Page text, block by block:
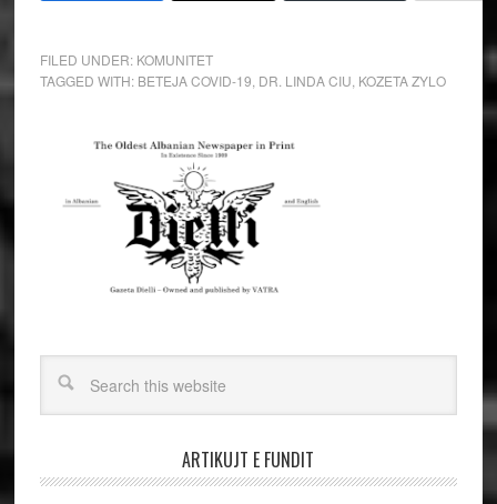
FILED UNDER: KOMUNITET
TAGGED WITH: BETEJA COVID-19 DR. LINDA CIU KOZETA ZYLO
ARTIKUJT E FUNDIT